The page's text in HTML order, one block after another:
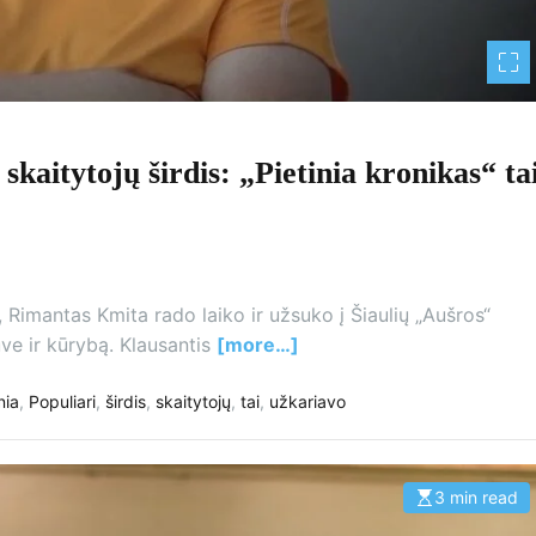
širdis: „Pietinia kronikas“
Kmita rado laiko ir užsuko į Šiaulių „Aušros“
ir kūrybą. Klausantis [more…]
, Populiari, širdis, skaitytojų, tai, užkariavo
E
s
3 min read